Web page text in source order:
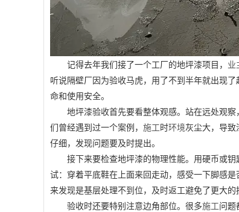
记得去年我们接了一个工厂的地坪漆项目， 业
听说隔壁厂因为验收马虎，用了不到半年就出现
命和使用安全。
地坪漆验收首先要看整体观感。站在远处观
们曾经遇到过一个案例， 施工时环境灰尘大，导致
仔细，发现问题要及时提出。
接下来要检查地坪漆的物理性能。用硬币或
试：穿着平底鞋在上面来回走动，感受一下脚感
来发现是基层处理不到位，及时返工避免了更大的
验收时还要特别注意边角部位。很多施工问题